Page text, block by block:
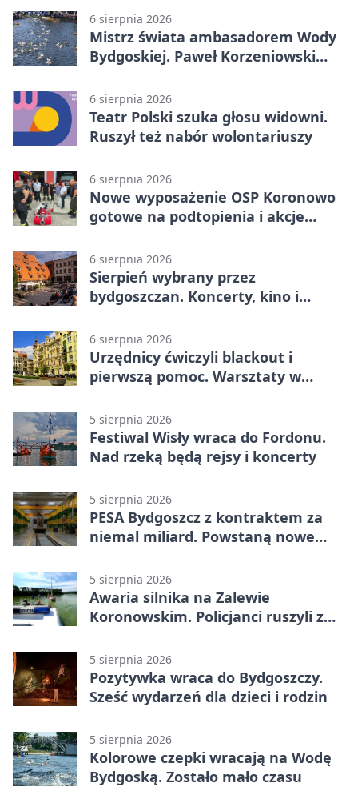
6 sierpnia 2026
Mistrz świata ambasadorem Wody
Bydgoskiej. Paweł Korzeniowski
6 sierpnia 2026
Teatr Polski szuka głosu widowni.
Ruszył też nabór wolontariuszy
6 sierpnia 2026
Nowe wyposażenie OSP Koronowo
gotowe na podtopienia i akcje
6 sierpnia 2026
Sierpień wybrany przez
bydgoszczan. Koncerty, kino i
6 sierpnia 2026
Urzędnicy ćwiczyli blackout i
pierwszą pomoc. Warsztaty w
5 sierpnia 2026
Festiwal Wisły wraca do Fordonu.
Nad rzeką będą rejsy i koncerty
5 sierpnia 2026
PESA Bydgoszcz z kontraktem za
niemal miliard. Powstaną nowe
5 sierpnia 2026
Awaria silnika na Zalewie
Koronowskim. Policjanci ruszyli z
5 sierpnia 2026
Pozytywka wraca do Bydgoszczy.
Sześć wydarzeń dla dzieci i rodzin
5 sierpnia 2026
Kolorowe czepki wracają na Wodę
Bydgoską. Zostało mało czasu